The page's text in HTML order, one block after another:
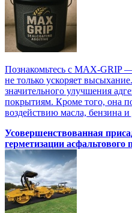
Познакомьтесь с MAX-GRIP
не только ускоряет
значительного улучшения
покрытиям. Кроме того, она
воздействию масла, бензина
Усовершенствованная
герметизации